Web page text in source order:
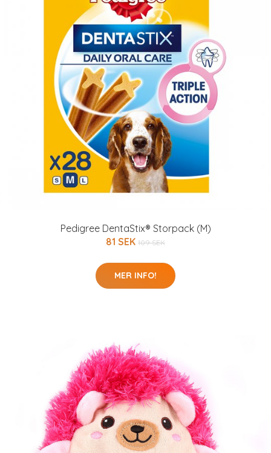
Pedigree DentaStix® Storpack (M)
81 SEK 109 SEK
MER INFO!